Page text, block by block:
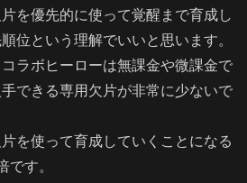
を優先的に使って覚醒まで育成し
位という理解でいいと思います。
ラボヒーローは無課金や微課金で
できる専用欠片が非常に少ないで
を使って育成していくことになる
です。